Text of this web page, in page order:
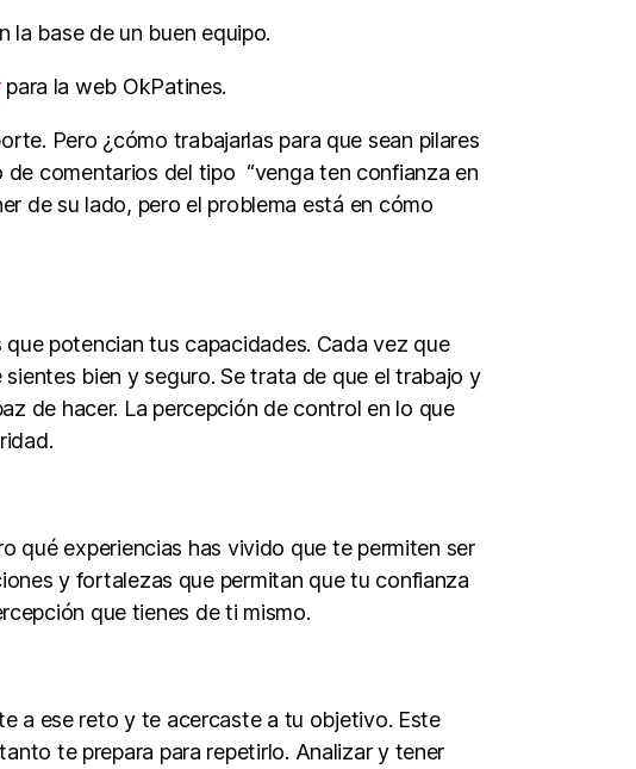
la base de un buen equipo.
para la web OkPatines.
Pero ¿cómo trabajarlas para que sean pilares
de comentarios del tipo “venga ten confianza en
de su lado, pero el problema está en cómo
potencian tus capacidades. Cada vez que
bien y seguro. Se trata de que el trabajo y
de hacer. La percepción de control en lo que
qué experiencias has vivido que te permiten ser
y fortalezas que permitan que tu confianza
que tienes de ti mismo.
a ese reto y te acercaste a tu objetivo. Este
te prepara para repetirlo. Analizar y tener